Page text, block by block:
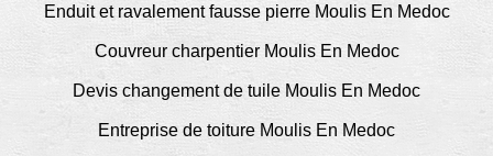
Enduit et ravalement fausse pierre Moulis En Medoc
Couvreur charpentier Moulis En Medoc
Devis changement de tuile Moulis En Medoc
Entreprise de toiture Moulis En Medoc